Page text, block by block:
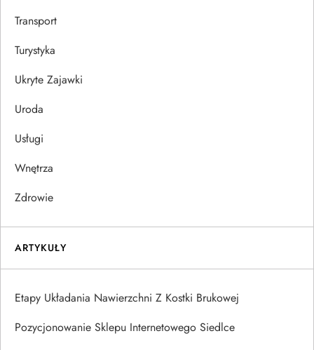
Transport
Turystyka
Ukryte Zajawki
Uroda
Usługi
Wnętrza
Zdrowie
ARTYKUŁY
Etapy Układania Nawierzchni Z Kostki Brukowej
Pozycjonowanie Sklepu Internetowego Siedlce